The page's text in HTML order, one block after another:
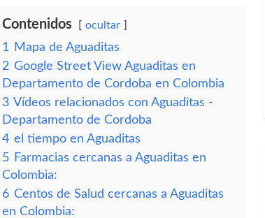
Contenidos ocultar
1
Mapa de Aguaditas
2 Google Street View Aguaditas en
Departamento de Cordoba en Colombia
3 Vídeos relacionados con Aguaditas -
Departamento de Cordoba
4 el tiempo en Aguaditas
5 Farmacias cercanas a Aguaditas en
Colombia:
6 Centos de Salud cercanas a Aguaditas
en Colombia: